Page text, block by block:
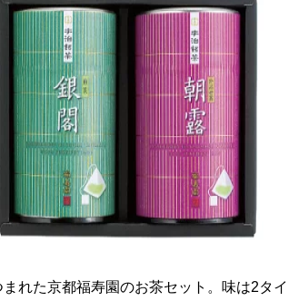
れた京都福寿園のお茶セット。味は2タ